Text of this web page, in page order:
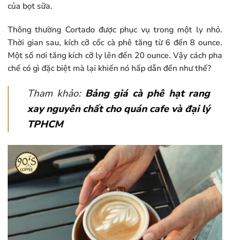
của bọt sữa.
Thông thường Cortado được phục vụ trong một ly nhỏ.
Thời gian sau, kích cỡ cốc cà phê tăng từ 6 đến 8 ounce.
Một số nơi tăng kích cỡ ly lên đến 20 ounce. Vậy cách pha
chế có gì đặc biệt mà lại khiến nó hấp dẫn đến như thế?
Tham khảo: Bảng giá cà phê hạt rang
xay nguyên chất cho quán cafe và đại lý
TPHCM